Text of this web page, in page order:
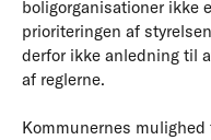
boligorganisationer ikke
prioriteringen af
derfor ikke anledning til
af reglerne.
Kommunernes